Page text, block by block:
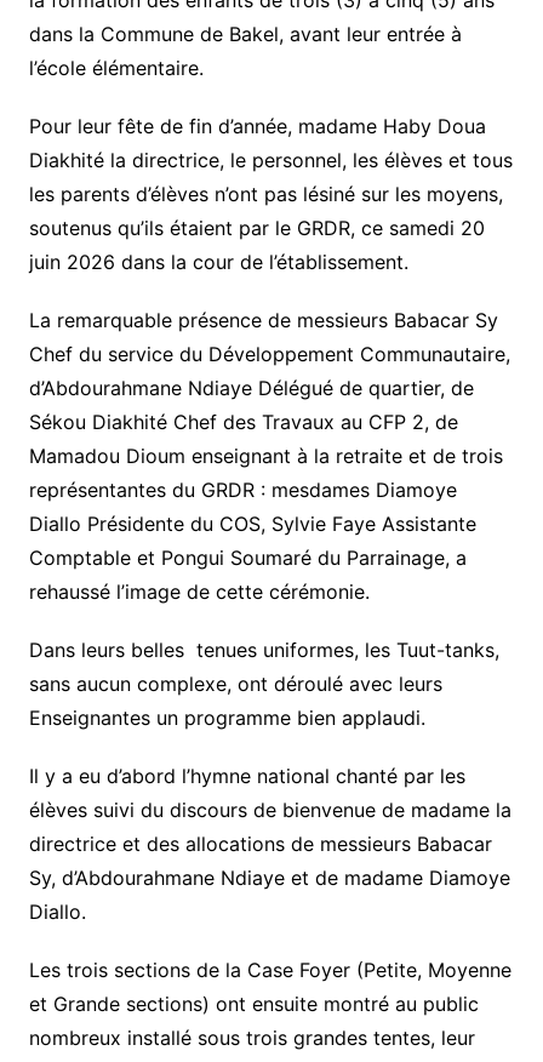
dans la Commune de Bakel, avant leur entrée à
l’école élémentaire.
Pour leur fête de fin d’année, madame Haby Doua
Diakhité la directrice, le personnel, les élèves et tous
les parents d’élèves n’ont pas lésiné sur les moyens,
soutenus qu’ils étaient par le GRDR, ce samedi 20
juin 2026 dans la cour de l’établissement.
La remarquable présence de messieurs Babacar Sy
Chef du service du Développement Communautaire,
d’Abdourahmane Ndiaye Délégué de quartier, de
Sékou Diakhité Chef des Travaux au CFP 2, de
Mamadou Dioum enseignant à la retraite et de trois
représentantes du GRDR : mesdames Diamoye
Diallo Présidente du COS, Sylvie Faye Assistante
Comptable et Pongui Soumaré du Parrainage, a
rehaussé l’image de cette cérémonie.
Dans leurs belles tenues uniformes, les Tuut-tanks,
sans aucun complexe, ont déroulé avec leurs
Enseignantes un programme bien applaudi.
Il y a eu d’abord l’hymne national chanté par les
élèves suivi du discours de bienvenue de madame la
directrice et des allocations de messieurs Babacar
Sy, d’Abdourahmane Ndiaye et de madame Diamoye
Diallo.
Les trois sections de la Case Foyer (Petite, Moyenne
et Grande sections) ont ensuite montré au public
nombreux installé sous trois grandes tentes, leur